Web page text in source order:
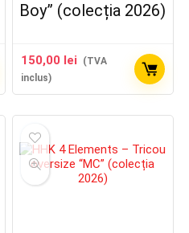
Boy” (colecția 2026)
150,00 lei
(TVA
inclus)